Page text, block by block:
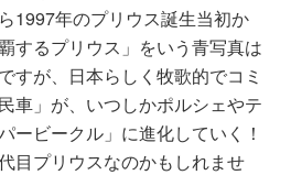
1997年のプリウス誕生当初か
するプリウス」をいう青写真は
すが、日本らしく牧歌的でコミ
車」が、いつしかポルシェやテ
ービークル」に進化していく！
目プリウスなのかもしれませ